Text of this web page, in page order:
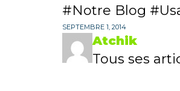
Notre Blog
SEPTEMBRE 1, 2014
Atchik
Tous ses